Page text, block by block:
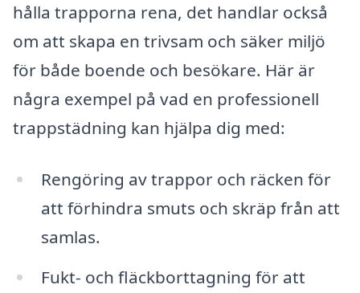
hålla trapporna rena, det handlar också
om att skapa en trivsam och säker miljö
för både boende och besökare. Här är
några exempel på vad en professionell
trappstädning kan hjälpa dig med:
Rengöring av trappor och räcken för
att förhindra smuts och skräp från att
samlas.
Fukt- och fläckborttagning för att